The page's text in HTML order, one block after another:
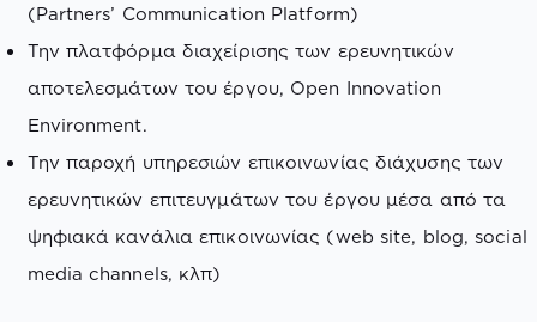
(Partners’ Communication Platform)
Την πλατφόρμα διαχείρισης των ερευνητικών
αποτελεσμάτων του έργου, Open Innovation
Environment.
Την παροχή υπηρεσιών επικοινωνίας διάχυσης των
ερευνητικών επιτευγμάτων του έργου μέσα από τα
ψηφιακά κανάλια επικοινωνίας (web site, blog, social
media channels, κλπ)